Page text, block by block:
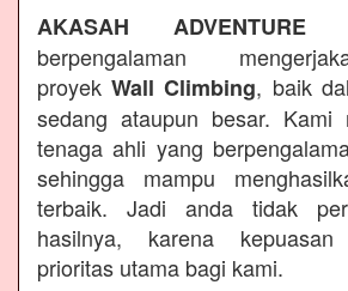
AKASAH ADVENTURE
berpengalaman
proyekWall Climbing, baik
sedang ataupun besar. Kami
tenaga ahli yang
sehingga mampu
terbaik. Jadi anda tidak
hasilnya, karena
prioritas utama bagi kami.